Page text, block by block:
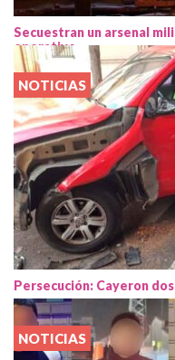
Secuestran un arsenal
operativo
NOTICIAS
Persecución: Cayeron
NOTICIAS